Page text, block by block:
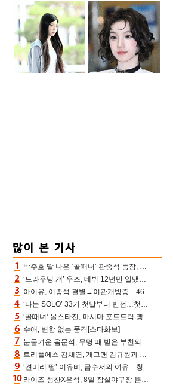
박주호 딸 나은 ‘골때녀’ 관중석 등장, 김민재 복제인간 보고 혼란 [결정적장면]
‘드라우닝 걔’ 우즈, 데뷔 12년만 일냈다…체조경기장 입성 확정
아이유, 이종석 결별→이관개방증…46장 꽉 채운 유애나 ♥ “열심히 사는 중”
‘나는 SOLO’ 33기 첫날부터 반전…첫인상 0표 영호, 호감남 급부상
‘골때녀’ 올스타전, 마시마 포트트릭 맹추격전 5:4 골 잔치 ‘짜릿’ [어제TV]
수애, 변함 없는 품격[스타화보]
눈물겨운 음문석, 무명 때 받은 부친의 전재산→폐암 父 세상 떠나기 전 여행(유퀴즈)[어제TV]
트리플에스 김채연, 개그맨 김규원과 함께 프리뷰쇼 진행 [포토엔HD]
‘견미리 딸’ 이유비, 금수저의 여유…청순 미모에 반전 슬림 라인
라이즈 성찬X은석, 8일 잠실야구장 뜬다…시구 시타+특별공연까지